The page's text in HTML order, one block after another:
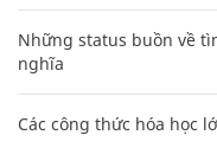
Những status buồn về
nghĩa
Các công thức hóa học